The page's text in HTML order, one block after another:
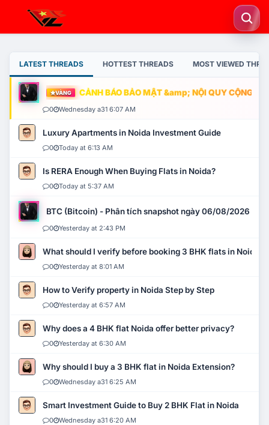
LATEST THREADS HOTTEST THREADS MOST VIEWED
VÀNG CẢNH BÁO BẢO MẬT &amp; NỘI QUY CỘNG
0 Wednesday a31 6:07 AM
Luxury Apartments in Noida Investment Guide
0 Today at 6:13 AM
Is RERA Enough When Buying Flats in Noida?
0 Today at 5:37 AM
BTC (Bitcoin) - Phân tích snapshot ngày 06/08/2026
0 Yesterday at 2:43 PM
What should I verify before booking 3 BHK flats in Noida?
0 Yesterday at 8:01 AM
How to Verify property in Noida Step by Step
0 Yesterday at 6:57 AM
Why does a 4 BHK flat Noida offer better privacy?
0 Yesterday at 6:30 AM
Why should I buy a 3 BHK flat in Noida Extension?
0 Wednesday a31 6:25 AM
Smart Investment Guide to Buy 2 BHK Flat in Noida
0 Wednesday a31 6:20 AM